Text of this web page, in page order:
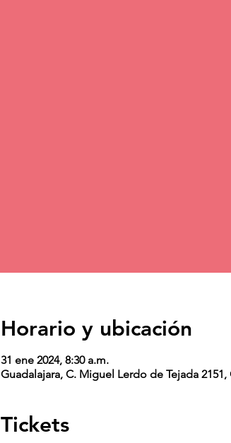
Horario y ubicación
31 ene 2024, 8:30 a.m.
Guadalajara, C. Miguel Lerdo de Tejada
Tickets